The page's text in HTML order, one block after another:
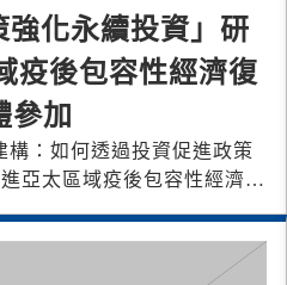
化永續投資」研
疫後包容性經濟復
加
：如何透過投資促進政策
亞太區域疫後包容性經濟復